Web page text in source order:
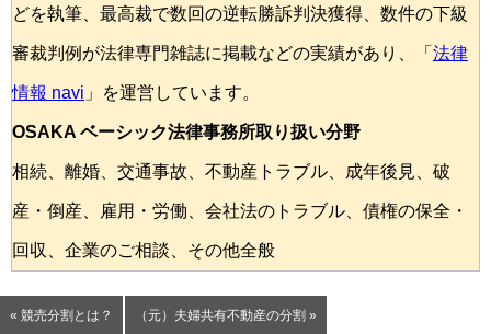
どを執筆、最高裁で数回の逆転勝訴判決獲得、数件の下級
審裁判例が法律専門雑誌に掲載などの実績があり、「 法律
情報 navi 」を運営しています。
OSAKA ベーシック法律事務所取り扱い分野
相続、離婚、交通事故、不動産トラブル、成年後見、破
産・倒産、雇用・労働、会社法のトラブル、債権の保全・
回収、企業のご相談、その他全般
« 競売分割とは？ （元）夫婦共有不動産の分割 »